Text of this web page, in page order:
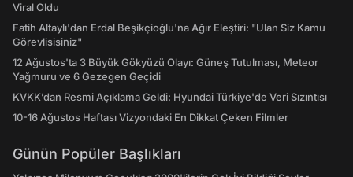
Viral Oldu
Fatih Altaylı'dan Erdal Beşikçioğlu'na Ağır Eleştiri: "Ulan Siz Kamu
Görevlisisiniz"
12 Ağustos'ta 3 Büyük Gökyüzü Olayı: Güneş Tutulması, Meteor
Yağmuru ve 6 Gezegen Geçidi
KVKK’dan Resmi Açıklama Geldi: Hyundai Türkiye'de Veri Sızıntısı
10-16 Ağustos Haftası Vizyondaki En Dikkat Çeken Filmler
Günün Popüler Başlıkları